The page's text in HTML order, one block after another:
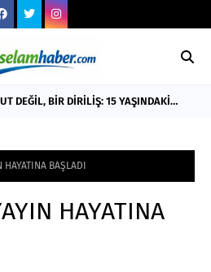
DEĞİL, BİR DİRİLİŞ: 15 YAŞINDAKİ
HAYATINA BAŞLADI
HAYATINA